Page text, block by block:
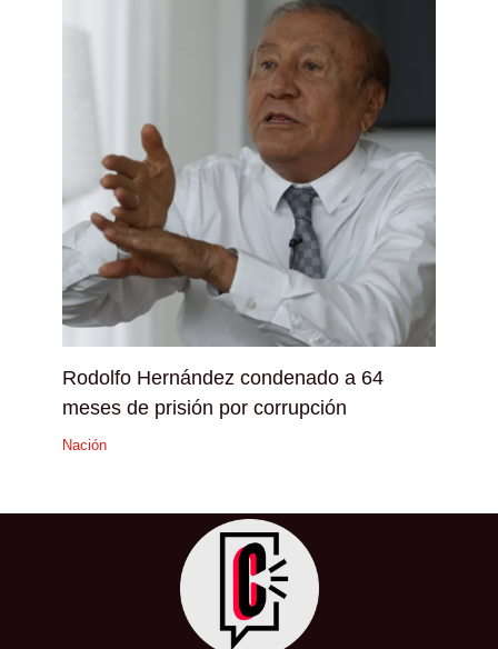
Rodolfo Hernández condenado a 64
meses de prisión por corrupción
Nación